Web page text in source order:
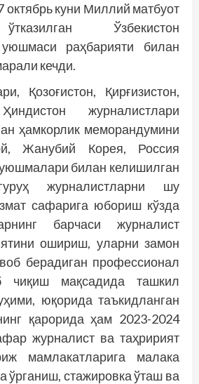
октябрь куни Миллий матбуот
Ўзбекистон
раҳбарияти билан
кечди.
Қозоғистон, Қирғизистон,
журналистлари
ҳамкорлик меморандумини
Жанубий Корея, Россия
билан келишилган
журналистларни шу
сафарига юбориш кўзда
барчаси журналист
ошириш, уларни замон
берадиган профессионал
чиқиш мақсадида ташкил
юқорида таъкидланган
қарорида ҳам 2023-2024
журналист ва таҳририят
мамлакатларига малака
ўрганиш, стажировка ўташ ва